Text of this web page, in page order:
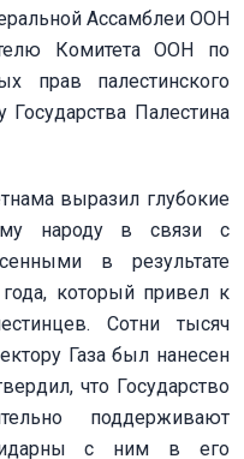
Ассамблеи ООН
Комитета ООН по
прав палестинского
Палестина
выразил глубокие
народу в связи с
в результате
который привел к
Сотни тысяч
Газа был нанесен
что Государство
поддерживают
с ним в его